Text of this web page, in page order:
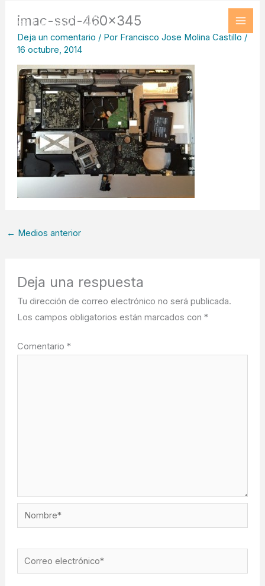
contenido
imac-ssd-460×345
Deja un comentario / Por Francisco Jose Molina Castillo /
16 octubre, 2014
← Medios anterior
Deja una respuesta
Tu dirección de correo electrónico no será publicada.
Los campos obligatorios están marcados con *
Comentario *
Nombre*
Correo
electrónico*